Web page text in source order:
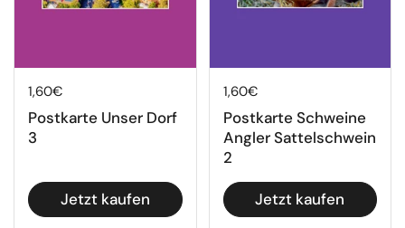
Regulärer Preis
1,60€
Postkarte Unser Dorf
3
Jetzt kaufen
Regulärer Preis
1,60€
Postkarte Schweine
Angler Sattelschwein
2
Jetzt kaufen